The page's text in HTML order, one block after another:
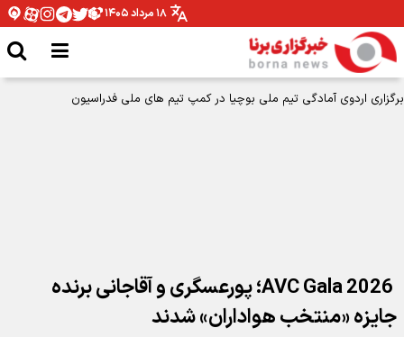
۱۸ مرداد ۱۴۰۵
برگزاری اردوی آمادگی تیم ملی بوچیا در کمپ تیم های ملی فدراسیون
‏ AVC Gala 2026؛ پورعسگری و آقاجانی برنده
جایزه «منتخب هواداران» شدند